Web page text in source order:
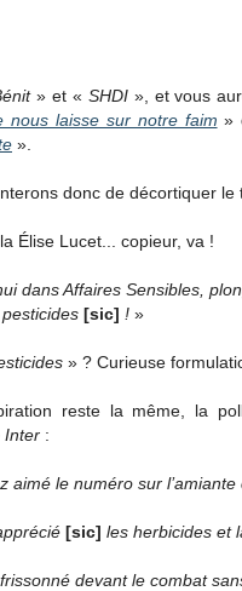
» et « SHDI », et vous
nous laisse sur notre faim »
».
donc de décortiquer le
Élise Lucet... copieur, va !
dans Affaires Sensibles,
pesticides[sic] ! »
» ? Curieuse
reste la même, la
Inter :
aimé le numéro sur
[sic]les herbicides et
devant le combat